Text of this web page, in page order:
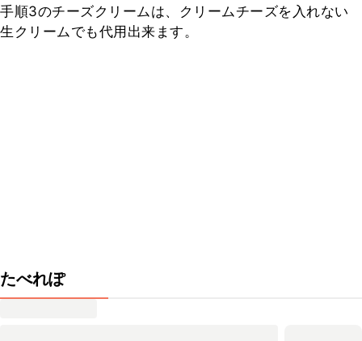
手順3のチーズクリームは、クリームチーズを入れない
生クリームでも代用出来ます。
たべれぽ